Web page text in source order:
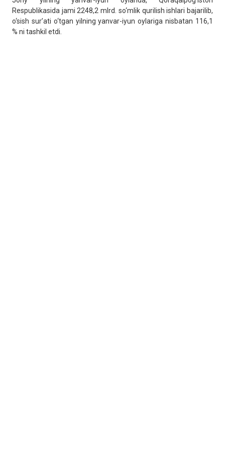
Respublikasida jami 2248,2 mlrd. so‘mlik qurilish ishlari bajarilib,
o‘sish sur’ati o‘tgan yilning yanvar-iyun oylariga nisbatan 116,1
% ni tashkil etdi.